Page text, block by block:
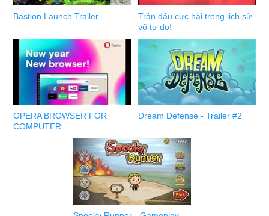
Bastion Launch Trailer
Trận đấu cực hài trong lịch sử
võ tự do!
OPERA BROWSER FOR
COMPUTER
Dream Defense - Trailer #2